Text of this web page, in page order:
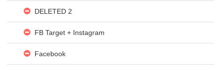
DELETED 2
FB Target + Instagram
Facebook